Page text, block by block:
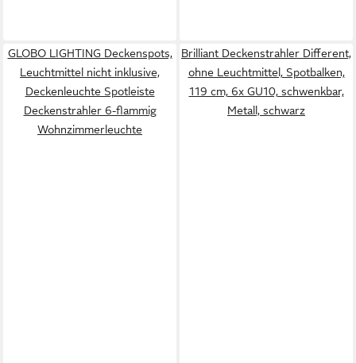
GLOBO LIGHTING Deckenspots,
Leuchtmittel nicht inklusive,
Deckenleuchte Spotleiste
Deckenstrahler 6-flammig
Wohnzimmerleuchte
Brilliant Deckenstrahler Different,
ohne Leuchtmittel, Spotbalken,
119 cm, 6x GU10, schwenkbar,
Metall, schwarz